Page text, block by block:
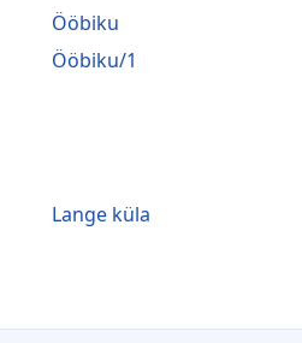
Ööbiku
Ööbiku/1
Lange küla